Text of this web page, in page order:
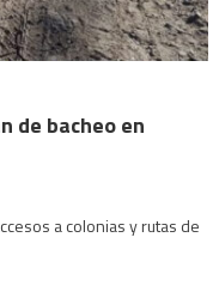
de bacheo en
a colonias y rutas de